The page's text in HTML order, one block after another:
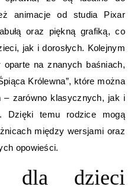
animacje od studia Pixar
oraz piękną grafiką, co
jak i dorosłych. Kolejnym
na znanych baśniach,
Królewna”, które można
– zarówno klasycznych, jak i
Dzięki temu rodzice mogą
między wersjami oraz
opowieści.
dla dzieci